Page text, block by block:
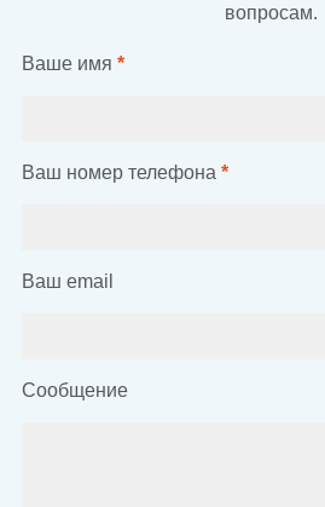
вопросам.
Ваше имя *
Ваш номер телефона *
Ваш email
Сообщение